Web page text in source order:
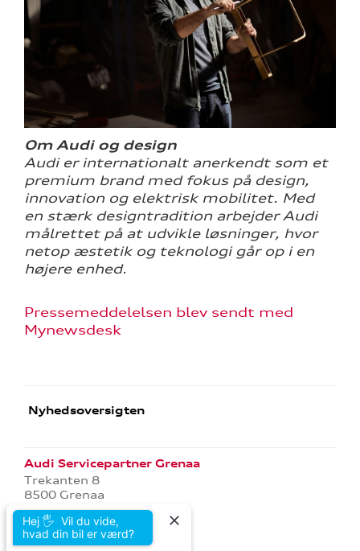
Om Audi og design
Audi er internationalt anerkendt som et
premium brand med fokus på design,
innovation og elektrisk mobilitet. Med
en stærk designtradition arbejder Audi
målrettet på at udvikle løsninger, hvor
netop æstetik og teknologi går op i en
højere enhed.
Pressemeddelelsen blev sendt med
Mynewsdesk
Nyhedsoversigten
Audi Servicepartner Grenaa
Trekanten 8
8500 Grenaa
Tlf.:86 32 14 11
E-mail:grenaa@jac.dk
CVR: 29220417
Hej 🖐 Vil du vide,
hvad din bil er værd?